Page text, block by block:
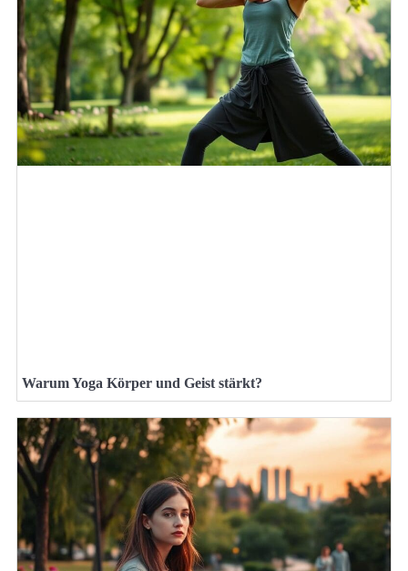
Warum Yoga Körper und Geist stärkt?